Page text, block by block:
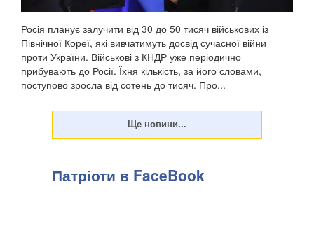
Росія планує залучити від 30 до 50 тисяч військових із
Північної Кореї, які вивчатимуть досвід сучасної війни
проти України. Військові з КНДР уже періодично
прибувають до Росії. Їхня кількість, за його словами,
поступово зросла від сотень до тисяч. Про...
Патріоти в FaceBook